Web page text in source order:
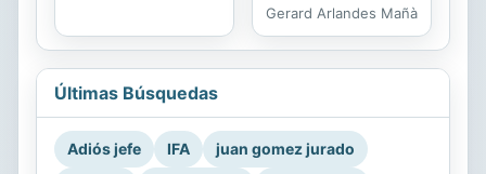
Gerard Arlandes Mañà
Últimas Búsquedas
Adiós jefe IFA
juan gomez jurado